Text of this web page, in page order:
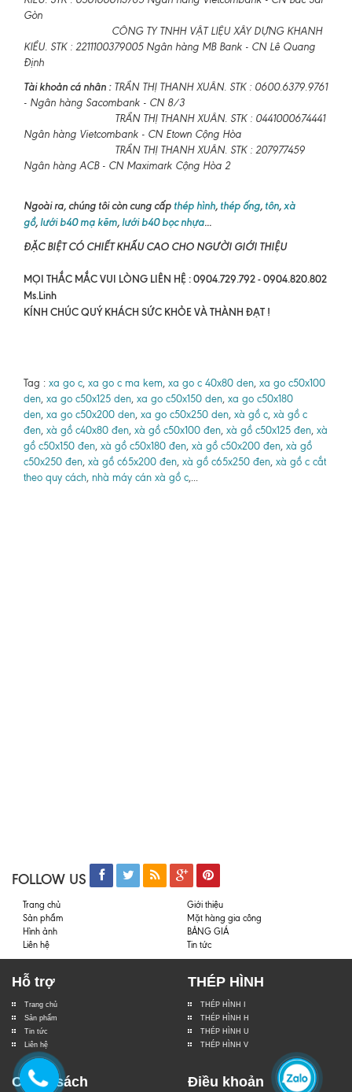
Gòn
CÔNG TY TNHH VẬT LIỆU XÂY DỰNG KHANH
KIỀU. STK : 2211100379005 Ngân hàng MB Bank - CN Lê Quang
Định
Tài khoản cá nhân :TRẦN THỊ THANH XUÂN. STK : 0600.6379.9761
- Ngân hàng Sacombank - CN 8/3
TRẦN THỊ THANH XUÂN. STK : 0441000674441
Ngân hàng Vietcombank - CN Etown Cộng Hòa
TRẦN THỊ THANH XUÂN. STK : 207977459
Ngân hàng ACB - CN Maximark Cộng Hòa 2
Ngoài ra, chúng tôi còn cung cấp thép hình, thép ống, tôn, xà
gồ, lưới b40 mạ kẽm, lưới b40 bọc nhựa...
ĐẶC BIỆT CÓ CHIẾT KHẤU CAO CHO NGƯỜI GIỚI THIỆU
MỌI THẮC MẮC VUI LÒNG LIÊN HỆ : 0904.729.792 - 0904.820.802
Ms.Linh
KÍNH CHÚC QUÝ KHÁCH SỨC KHỎE VÀ THÀNH ĐẠT !
Tag : xa go c, xa go c ma kem, xa go c 40x80 den, xa go c50x100
den, xa go c50x125 den, xa go c50x150 den, xa go c50x180
den, xa go c50x200 den, xa go c50x250 den, xà gồ c, xà gồ c
đen, xà gồ c40x80 đen, xà gồ c50x100 đen, xà gồ c50x125 đen, xà
gồ c50x150 đen, xà gồ c50x180 đen, xà gồ c50x200 đen, xà gồ
c50x250 đen, xà gồ c65x200 đen, xà gồ c65x250 đen, xà gồ c cắt
theo quy cách, nhà máy cán xà gồ c,...
FOLLOW US
Trang chủ
Giới thiệu
Sản phẩm
Mặt hàng gia công
Hình ảnh
BẢNG GIÁ
Liên hệ
Tin tức
Hỗ trợ
Trang chủ
Sản phẩm
Tin tức
Liên hệ
THÉP HÌNH
THÉP HÌNH I
THÉP HÌNH H
THÉP HÌNH U
THÉP HÌNH V
Chính sách Điều khoản